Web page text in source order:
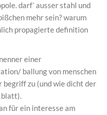
darf‘ ausser stahl und
mehr sein? warum
propagierte definition
einer
ballung von menschen
zu (und wie dicht der
blatt).
für ein interesse am